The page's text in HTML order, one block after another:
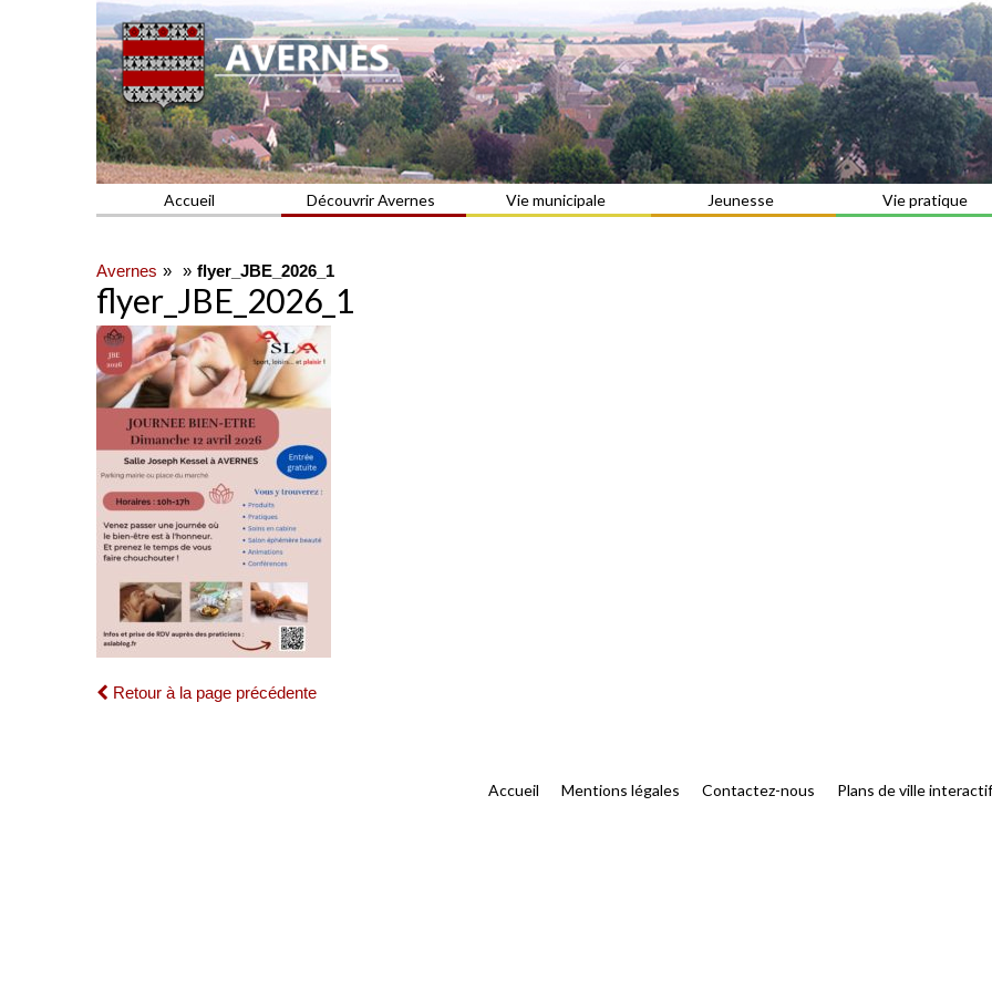
AVERNES
Commune du Val d'Oise
Accueil Découvrir Avernes Vie municipale Jeunesse Vie pratique
Avernes flyer_JBE_2026_1
flyer_JBE_2026_1
Retour à la page précédente
Accueil Mentions légales Contactez-nous Plans de ville